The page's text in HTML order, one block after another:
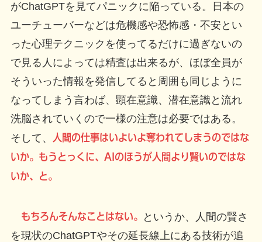
がChatGPTを見てパニックに陥っている。日本の
ユーチューバーなどは危機感や恐怖感・不安とい
った心理テクニックを使ってるだけに過ぎないの
で見る人によっては精査は出来るが、ほぼ全員が
そういった情報を発信してると周囲も同じように
なってしまう言わば、顕在意識、潜在意識と流れ
洗脳されていくので一様の注意は必要ではある。
そして、
人間の仕事はいよいよ奪われてしまうのではな
いか。もうとっくに、AIのほうが人間より賢いのではな
いか、と。
もちろんそんなことはない。
というか、人間の賢さ
を現状のChatGPTやその延長線上にある技術が追